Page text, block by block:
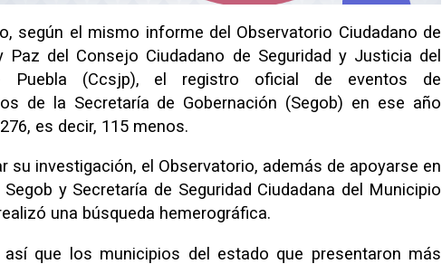
según el mismo informe del Observatorio Ciudadano de
Paz del Consejo Ciudadano de Seguridad y Justicia del
Puebla (Ccsjp), el registro oficial de eventos de
de la Secretaría de Gobernación (Segob) en ese año
es decir, 115 menos.
su investigación, el Observatorio, además de apoyarse en
y Secretaría de Seguridad Ciudadana del Municipio
una búsqueda hemerográfica.
así que los municipios del estado que presentaron más